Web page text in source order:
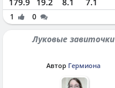
1 0
Луковые завиточки
Автор Гермиона